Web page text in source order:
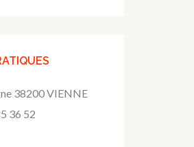
38200 VIENNE
36 52